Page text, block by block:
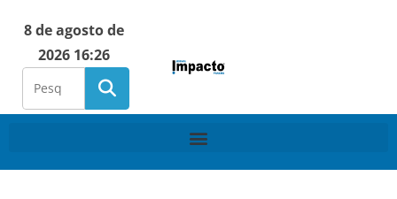
8 de agosto de
2026 16:26